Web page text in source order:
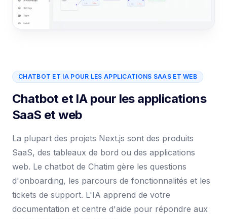
CHATBOT ET IA POUR LES APPLICATIONS SAAS ET WEB
Chatbot et IA pour les applications
SaaS et web
La plupart des projets Next.js sont des produits
SaaS, des tableaux de bord ou des applications
web. Le chatbot de Chatim gère les questions
d'onboarding, les parcours de fonctionnalités et les
tickets de support. L'IA apprend de votre
documentation et centre d'aide pour répondre aux